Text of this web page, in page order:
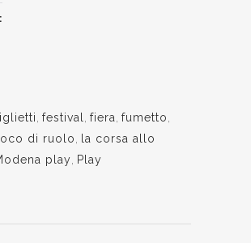
festival fiera fumetto
di ruolo
la corsa allo
play Play